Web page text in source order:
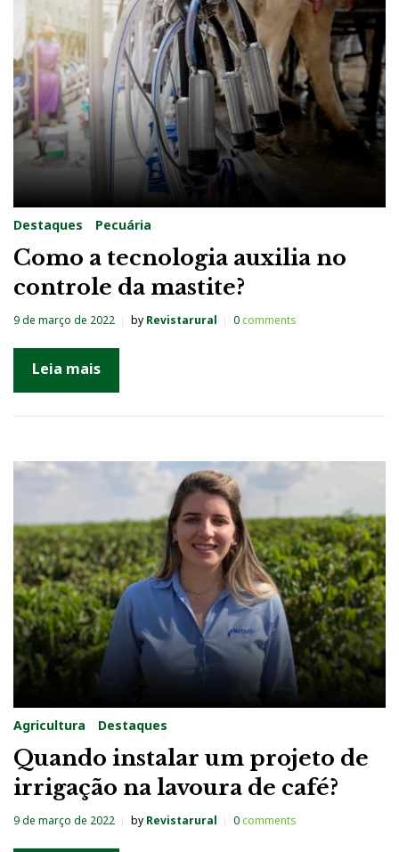
9
d
e
m
a
r
ç
o
d
e
2
2
2
Destaques Pecuária
Como a tecnologia auxilia no
controle da mastite?
9 de março de 2022 by Revistarural 0comments
Leia mais
Agricultura Destaques
Quando instalar um projeto de
irrigação na lavoura de café?
9 de março de 2022 by Revistarural 0comments